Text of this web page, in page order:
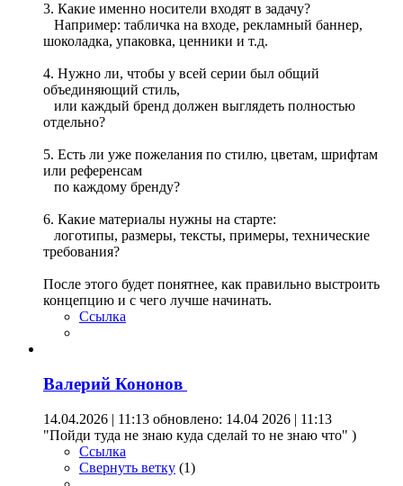
3. Какие именно носители входят в задачу?
Например: табличка на входе, рекламный баннер,
шоколадка, упаковка, ценники и т.д.
4. Нужно ли, чтобы у всей серии был общий
объединяющий стиль,
или каждый бренд должен выглядеть полностью
отдельно?
5. Есть ли уже пожелания по стилю, цветам, шрифтам
или референсам
по каждому бренду?
6. Какие материалы нужны на старте:
логотипы, размеры, тексты, примеры, технические
требования?
После этого будет понятнее, как правильно выстроить
концепцию и с чего лучше начинать.
Ссылка
Валерий Кононов
14.04.2026 | 11:13 обновлено: 14.04 2026 | 11:13
"Пойди туда не знаю куда сделай то не знаю что" )
Ссылка
Свернуть ветку (1)